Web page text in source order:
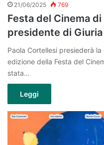
21/06/2025 769
Festa del Cinema
presidente di Giuria
Paola Cortellesi presiederà
edizione della Festa del
stata…
Leggi